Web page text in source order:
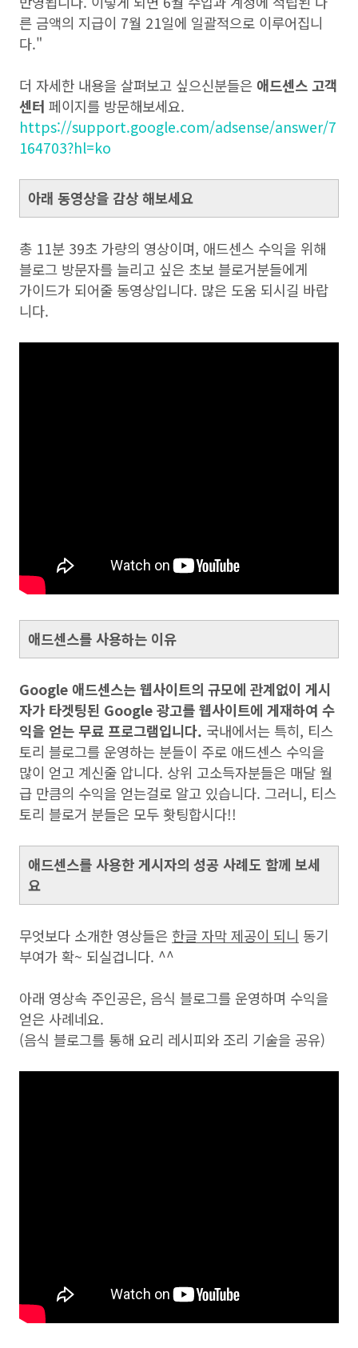
른 금액의 지급이 7월 21일에 일괄적으로 이루어집니
다."
더 자세한 내용을 살펴보고 싶으신분들은 애드센스 고객
센터 페이지를 방문해보세요.
https://support.google.com/adsense/answer/7
164703?hl=ko
아래 동영상을 감상 해보세요
총 11분 39초 가량의 영상이며, 애드센스 수익을 위해
블로그 방문자를 늘리고 싶은 초보 블로거분들에게
가이드가 되어줄 동영상입니다. 많은 도움 되시길 바랍
니다.
애드센스를 사용하는 이유
Google 애드센스는 웹사이트의 규모에 관계없이 게시
자가 타겟팅된 Google 광고를 웹사이트에 게재하여 수
익을 얻는 무료 프로그램입니다. 국내에서는 특히, 티스
토리 블로그를 운영하는 분들이 주로 애드센스 수익을
많이 얻고 계신줄 압니다. 상위 고소득자분들은 매달 월
급 만큼의 수익을 얻는걸로 알고 있습니다. 그러니, 티스
토리 블로거 분들은 모두 홧팅합시다!!
애드센스를 사용한 게시자의 성공 사례도 함께 보세
요
무엇보다 소개한 영상들은 한글 자막 제공이 되니 동기
부여가 확~ 되실겁니다. ^^
아래 영상속 주인공은, 음식 블로그를 운영하며 수익을
얻은 사례네요.
(음식 블로그를 통해 요리 레시피와 조리 기술을 공유)